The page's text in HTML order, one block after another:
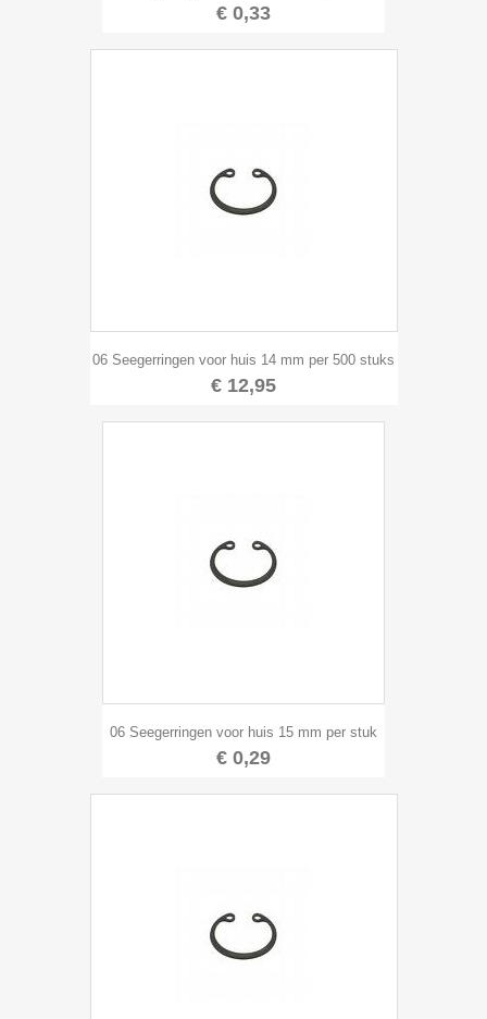
€ 0,33
06 Seegerringen voor huis 14 mm per 500 stuks
€ 12,95
06 Seegerringen voor huis 15 mm per stuk
€ 0,29